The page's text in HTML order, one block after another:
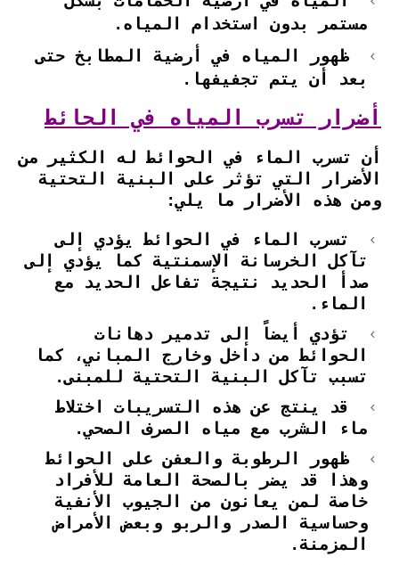
مستمر بدون استخدام المياه.
ظهور المياه في أرضية المطابخ حتى
بعد أن يتم تجفيفها.
أضرار تسرب المياه في الحائط
أن تسرب الماء في الحوائط له الكثير من
الأضرار التي تؤثر على البنية التحتية
ومن هذه الأضرار ما يلي:
تسرب الماء في الحوائط يؤدي إلى
تآكل الخرسانة الإسمنتية كما يؤدي إلى
صدأ الحديد نتيجة تفاعل الحديد مع
الماء.
تؤدي أيضاً إلى تدمير دهانات
الحوائط من داخل وخارج المباني، كما
تسبب تآكل البنية التحتية للمبنى.
قد ينتج عن هذه التسريبات اختلاط
ماء الشرب مع مياه الصرف الصحي.
ظهور الرطوبة والعفن على الحوائط
وهذا قد يضر بالصحة العامة للأفراد
خاصة لمن يعانون من الجيوب الأنفية
وحساسية الصدر والربو وبعض الأمراض
المزمنة.